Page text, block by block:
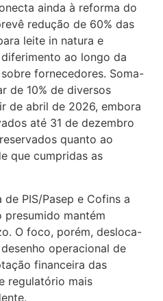
ainda à reforma do
redução de 60% das
leite in natura e
ao longo da
fornecedores. Soma-
de 10% de diversos
de abril de 2026, embora
até 31 de dezembro
quanto ao
que cumpridas as
PIS/Pasep e Cofins a
mantém
O foco, porém, desloca-
operacional de
financeira das
regulatório mais